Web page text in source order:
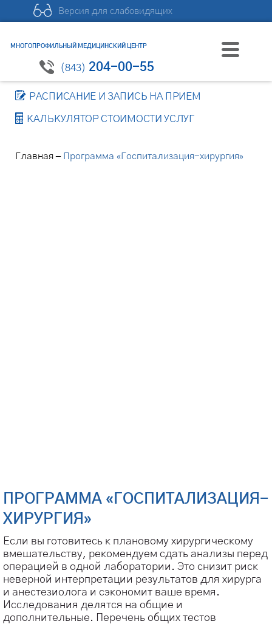
Версия для слабовидящих
МНОГОПРОФИЛЬНЫЙ МЕДИЦИНСКИЙ ЦЕНТР
(843) 204-00-55
РАСПИСАНИЕ И ЗАПИСЬ НА ПРИЕМ
КАЛЬКУЛЯТОР СТОИМОСТИ УСЛУГ
Главная –Программа «Госпитализация-хирургия»
ПРОГРАММА «ГОСПИТАЛИЗАЦИЯ-
ХИРУРГИЯ»
Если вы готовитесь к плановому хирургическому
вмешательству, рекомендуем сдать анализы перед
операцией в одной лаборатории. Это снизит риск
неверной интерпретации результатов для хирурга
и анестезиолога и сэкономит ваше время.
Исследования делятся на общие и
дополнительные. Перечень общих тестов